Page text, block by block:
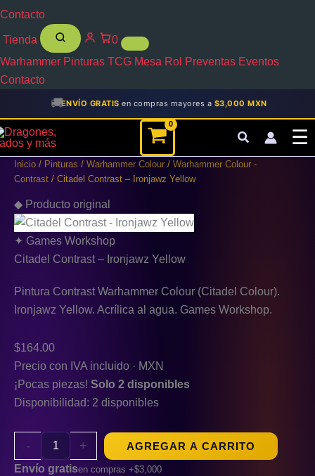
Contacto
Tienda
0
Warhammer Pinturas TCG Mesa Rol Preventas Eventos
Contacto
🚚ENVÍO GRATIS en compras mayores a $3,000 MXN
☰
Inicio / Pinturas / Warhammer Colour / Warhammer Colour -
Contrast / Citadel Contrast – Ironjawz Yellow
◆ Producto original
✦ Games Workshop
Citadel Contrast – Ironjawz Yellow
Pintura Contrast Warhammer Colour (Citadel Colour).
Ironjawz Yellow. Acrílica al agua. Games Workshop.
$164.00
Precio con IVA incluido · MXN
¡Pocas piezas! Solo 2 disponibles
Disponibilidad: 2 disponibles
-
Contrast
-
Ironjawz
Yellow
+
AGREGAR A CARRITO
Envío gratisen compras +$3,000